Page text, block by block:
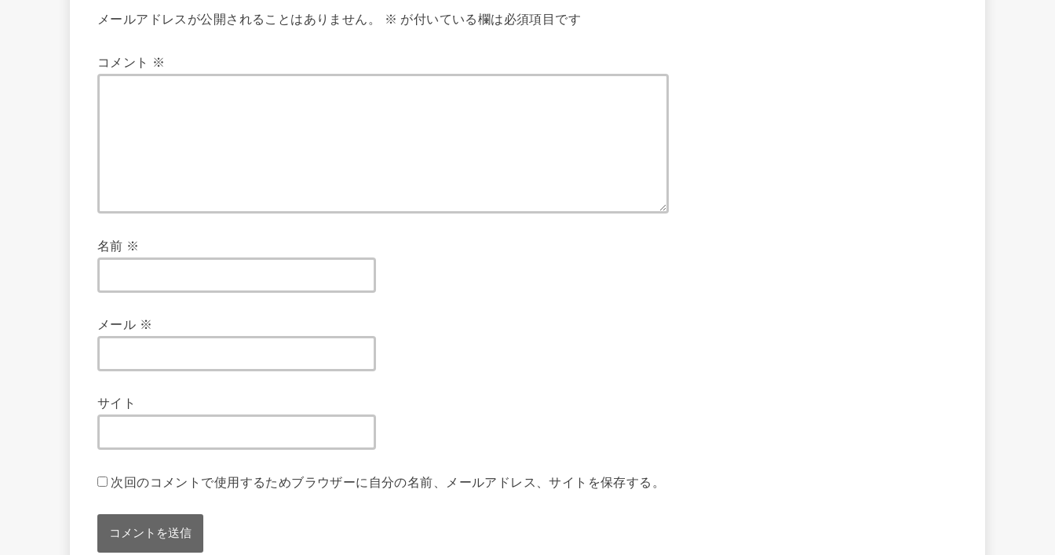
メールアドレスが公開されることはありません。 ※ が付いている欄は必須項目です
コメント ※
名前 ※
メール ※
サイト
次回のコメントで使用するためブラウザーに自分の名前、メールアドレス、サイトを保存する。